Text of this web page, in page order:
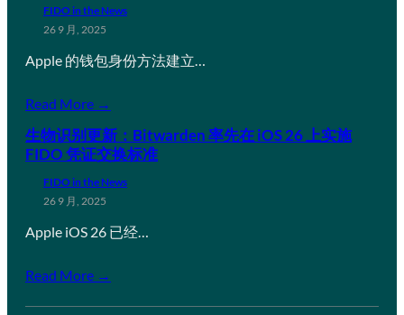
FIDO in the News
26 9 月, 2025
Apple 的钱包身份方法建立…
Read More →
生物识别更新：Bitwarden 率先在 iOS 26 上实施
FIDO 凭证交换标准
FIDO in the News
26 9 月, 2025
Apple iOS 26 已经…
Read More →